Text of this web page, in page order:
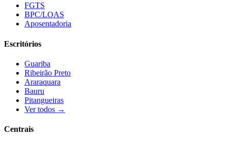
FGTS
BPC/LOAS
Aposentadoria
Escritórios
Guariba
Ribeirão Preto
Araraquara
Bauru
Pitangueiras
Ver todos →
Centrais